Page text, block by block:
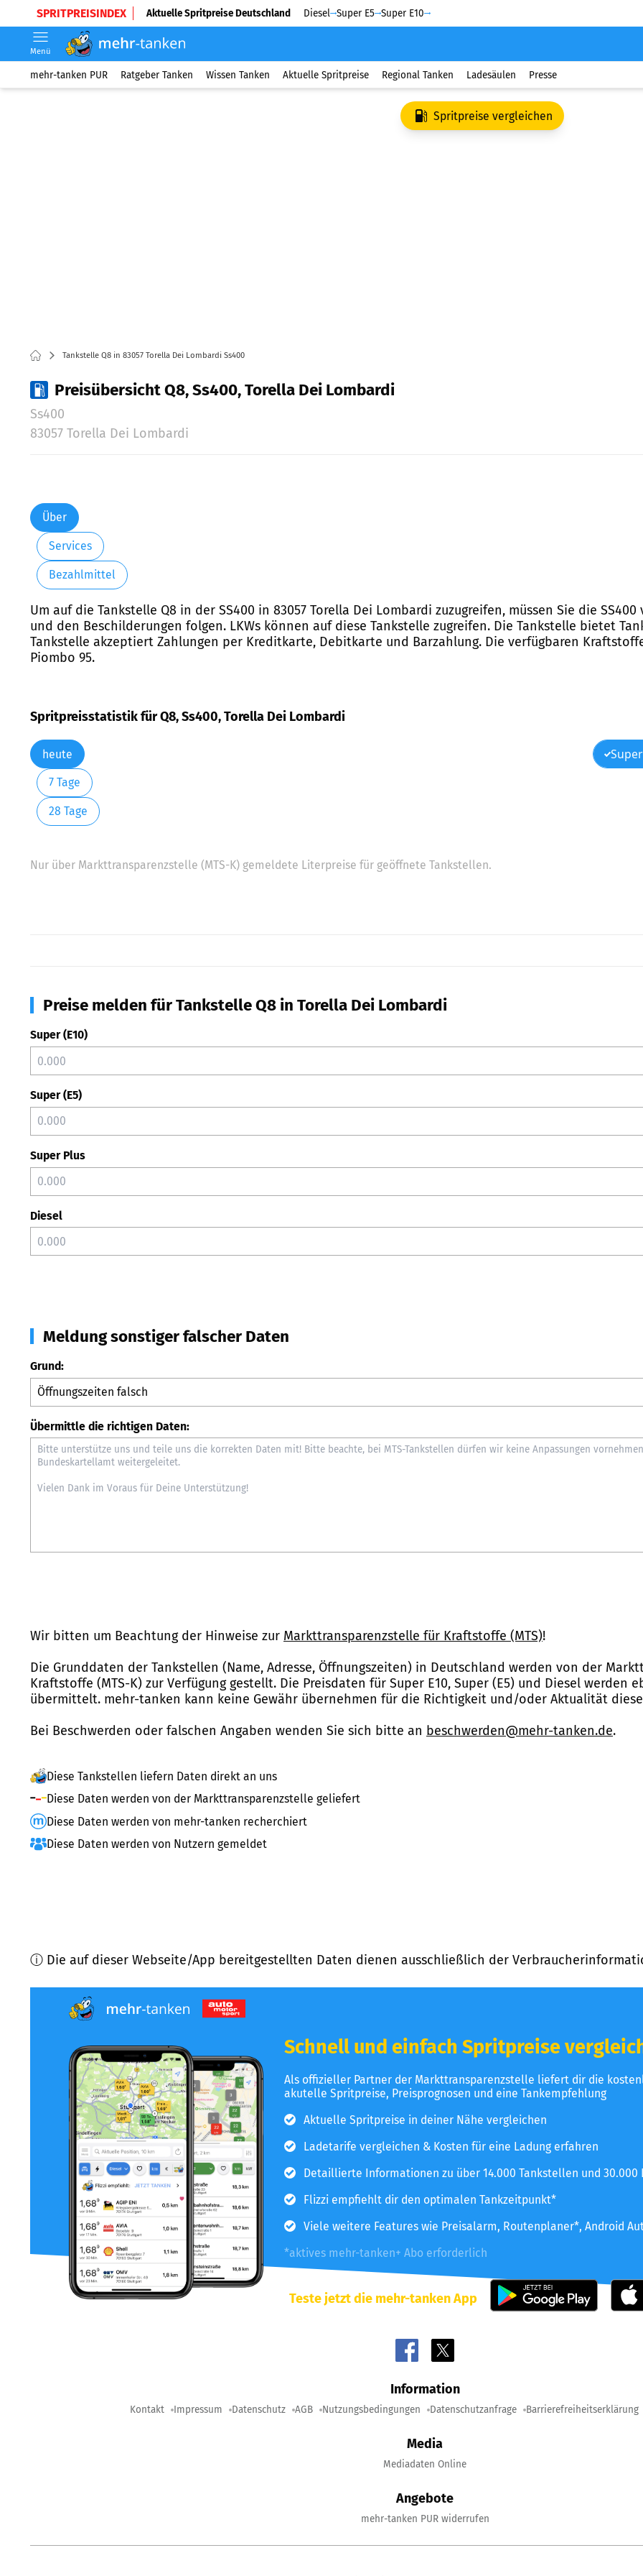
SPRITPREISINDEX Aktuelle Spritpreise Deutschland Diesel Super E5 Super E10
Menü
mehr-tanken PUR Ratgeber Tanken Wissen Tanken Aktuelle Spritpreise Regional Tanken Ladesäulen Presse
Spritpreise vergleichen
Tankstelle Q8 in 83057 Torella Dei Lombardi Ss400
Preisübersicht Q8, Ss400, Torella Dei Lombardi
Ss400
83057 Torella Dei Lombardi
Über
Services
Bezahlmittel
Um auf die Tankstelle Q8 in der SS400 in 83057 Torella Dei Lombardi zuzugreifen, müssen Sie die
und den Beschilderungen folgen. LKWs können auf diese Tankstelle zugreifen. Die Tankstelle bietet
Tankstelle akzeptiert Zahlungen per Kreditkarte, Debitkarte und Barzahlung. Die verfügbaren
Piombo 95.
Spritpreisstatistik für Q8, Ss400, Torella Dei Lombardi
heute
7 Tage
28 Tage
Nur über Markttransparenzstelle (MTS-K) gemeldete Literpreise für geöffnete Tankstellen.
Preise melden für Tankstelle Q8 in Torella Dei Lombardi
Super (E10)
Super (E5)
Super Plus
Diesel
Meldung sonstiger falscher Daten
Grund:
Übermittle die richtigen Daten:
Wir bitten um Beachtung der Hinweise zur Markttransparenzstelle für Kraftstoffe (MTS)!
Die Grunddaten der Tankstellen (Name, Adresse, Öffnungszeiten) in Deutschland werden von der
Kraftstoffe (MTS-K) zur Verfügung gestellt. Die Preisdaten für Super E10, Super (E5) und Diesel werden
übermittelt. mehr-tanken kann keine Gewähr übernehmen für die Richtigkeit und/oder Aktualität
Bei Beschwerden oder falschen Angaben wenden Sie sich bitte an beschwerden@mehr-tanken.de.
Diese Tankstellen liefern Daten direkt an uns
Diese Daten werden von der Markttransparenzstelle geliefert
Diese Daten werden von mehr-tanken recherchiert
Diese Daten werden von Nutzern gemeldet
ⓘ Die auf dieser Webseite/App bereitgestellten Daten dienen ausschließlich der
Schnell und einfach Spritpreise
Als offizieller Partner der Markttransparenzstelle liefert dir die
akutelle Spritpreise, Preisprognosen und eine Tankempfehlung
Aktuelle Spritpreise in deiner Nähe vergleichen
Ladetarife vergleichen & Kosten für eine Ladung erfahren
Detaillierte Informationen zu über 14.000 Tankstellen und 30.000
Flizzi empfiehlt dir den optimalen Tankzeitpunkt*
Viele weitere Features wie Preisalarm, Routenplaner*, Android
*aktives mehr-tanken+ Abo erforderlich
Teste jetzt die mehr-tanken App
Information
Kontakt Impressum Datenschutz AGB Nutzungsbedingungen Datenschutzanfrage Barrierefreiheitserklärung
Media
Mediadaten Online
Angebote
mehr-tanken PUR widerrufen